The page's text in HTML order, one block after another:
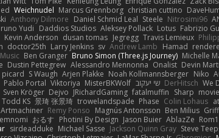
Weichnudel Marcus Grennborg christian cuttino
Anthony Dilmore Daniel Schmid Leal Steele Nitrosimi96
Yudi Daddios Studios Aleksey Pollack Lotus Fabrizio
Kevin Anderson dusan tomas Jegregg Travis Lemieux
doctor25th Larry Jenkins sv Andrew Lamb Hamad
Ben Granger Bruno Simon (Three.js Journey) Michelle
Dustin Pettegrew Alessandro Mennonna Onalist Devin
S Waugh Arjen Plakke Noah Kollmannsberger Niko
Pablo Portal Viktoriya MisterBKWolf שי יעקוב DerHitsch We
Sven Kröger Dejvo JRichardGaming fatalmuffin Sharp
Todd KS 景琦 张景琦 trowelandspade Phase Colin Lohaus
Artmachiner Remy Ponso Magnús Antonsson Ben Milius
おるす Photini By Design Jason Buier AblazZe Rom1
sirdeadduke Michael Sasse Jackson Quinn Gray Steve